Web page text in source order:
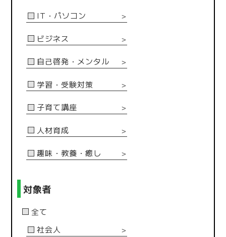
＞
IT・パソコン
＞
ビジネス
＞
自己啓発・メンタル
＞
学習・受験対策
＞
子育て講座
＞
人材育成
＞
趣味・教養・癒し
対象者
全て
＞
社会人